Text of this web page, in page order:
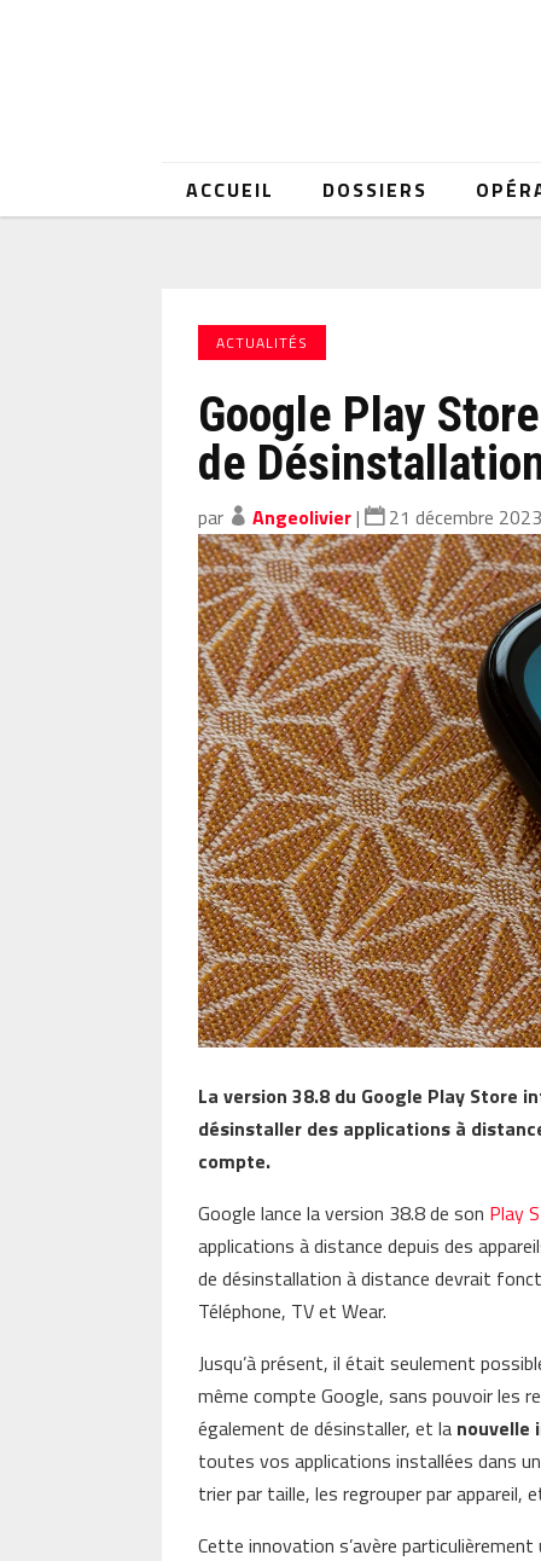
ACCUEIL DOSSIERS
ACTUALITÉS
Google Play
de
par Angeolivier| 21 décembre 2023
La version 38.8 du Google Play
désinstaller des applications à
compte.
Google lance la version 38.8 de son Play
applications à distance depuis des
de désinstallation à distance devrait
Téléphone, TV et Wear.
Jusqu’à présent, il était seulement
même compte Google, sans pouvoir les
également de désinstaller, et la nouvelle
toutes vos applications installées dans
trier par taille, les regrouper par appareil,
Cette innovation s’avère